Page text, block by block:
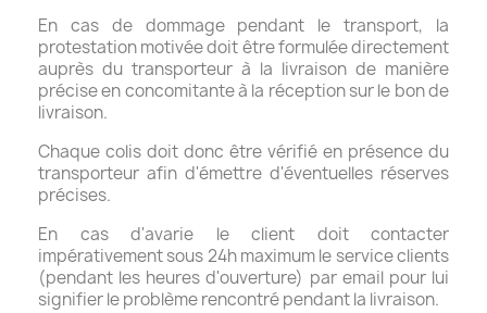
En cas de dommage pendant le transport, la
protestation motivée doit être formulée directement
auprès du transporteur à la livraison de manière
précise en concomitante à la réception sur le bon de
livraison.
Chaque colis doit donc être vérifié en présence du
transporteur afin d'émettre d'éventuelles réserves
précises.
En cas d'avarie le client doit contacter
impérativement sous 24h maximum le service clients
(pendant les heures d'ouverture) par email pour lui
signifier le problème rencontré pendant la livraison.